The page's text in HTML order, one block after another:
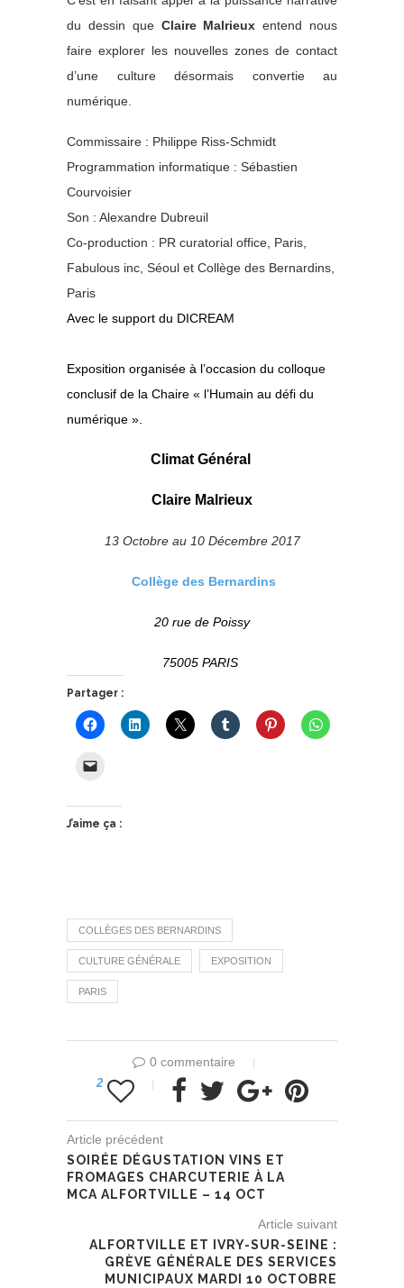
du dessin que Claire Malrieux entend nous
faire explorer les nouvelles zones de contact
d’une culture désormais convertie au
numérique.
Commissaire : Philippe Riss-Schmidt
Programmation informatique : Sébastien
Courvoisier
Son : Alexandre Dubreuil
Co-production : PR curatorial office, Paris,
Fabulous inc, Séoul et Collège des Bernardins,
Paris
Avec le support du DICREAM
Exposition organisée à l’occasion du colloque
conclusif de la Chaire « l’Humain au défi du
numérique ».
Climat Général
Claire Malrieux
13 Octobre au 10 Décembre 2017
Collège des Bernardins
20 rue de Poissy
75005 PARIS
Partager :
J’aime ça :
COLLÈGES DES BERNARDINS
CULTURE GÉNÉRALE EXPOSITION
PARIS
0 commentaire
2
Article précédent
SOIRÉE DÉGUSTATION VINS ET
FROMAGES CHARCUTERIE À LA
MCA ALFORTVILLE – 14 OCT
Article suivant
ALFORTVILLE ET IVRY-SUR-SEINE :
GRÈVE GÉNÉRALE DES SERVICES
MUNICIPAUX MARDI 10 OCTOBRE